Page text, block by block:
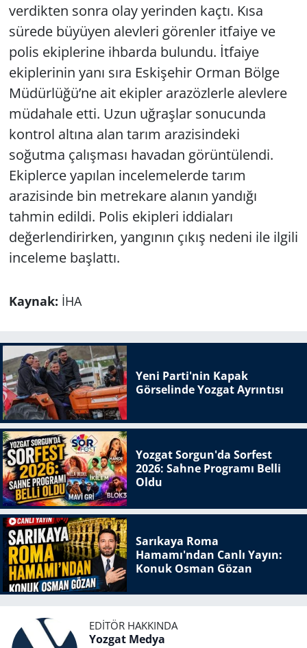
verdikten sonra olay yerinden kaçtı. Kısa
sürede büyüyen alevleri görenler itfaiye ve
polis ekiplerine ihbarda bulundu. İtfaiye
ekiplerinin yanı sıra Eskişehir Orman Bölge
Müdürlüğü’ne ait ekipler arazözlerle alevlere
müdahale etti. Uzun uğraşlar sonucunda
kontrol altına alan tarım arazisindeki
soğutma çalışması havadan görüntülendi.
Ekiplerce yapılan incelemelerde tarım
arazisinde bin metrekare alanın yandığı
tahmin edildi. Polis ekipleri iddiaları
değerlendirirken, yangının çıkış nedeni ile ilgili
inceleme başlattı.
Kaynak: İHA
Yeni Parti'nin Kapak
Görselinde Yozgat Ayrıntısı
Yozgat Sorgun'da Sorfest
2026: Sahne Programı Belli
Oldu
Sarıkaya Roma
Hamamı'ndan Canlı Yayın:
Konuk Osman Gözan
EDITÖR HAKKINDA
Yozgat Medya